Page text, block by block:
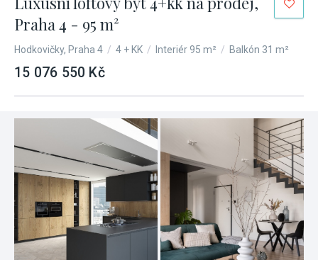
Praha 4 - 95 m²
Hodkovičky, Praha 4 / 4 + KK / Interiér 95 m² / Balkón 31 m²
15 076 550 Kč